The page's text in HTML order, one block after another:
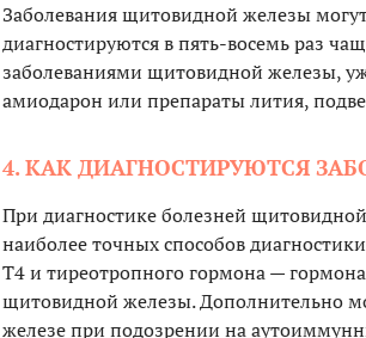
Заболевания щитовидной железы
диагностируются в пять-восемь раз
заболеваниями щитовидной железы,
амиодарон или препараты лития,
4. КАК ДИАГНОСТИРУЮТСЯ
При диагностике болезней
наиболее точных способов
Т4 и тиреотропного гормона —
щитовидной железы. Дополнительно
железе при подозрении на